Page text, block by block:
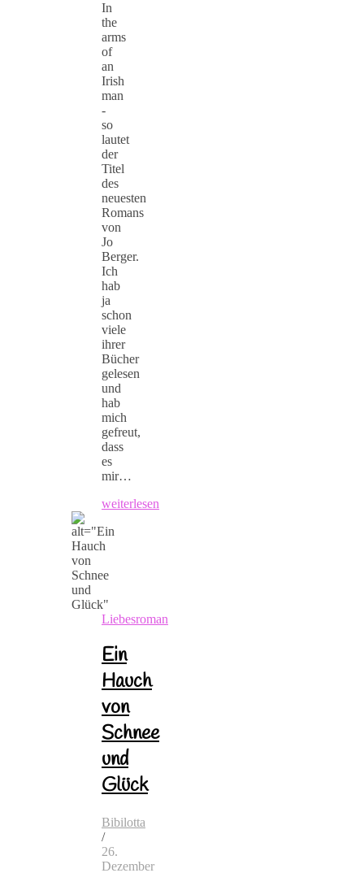
In
the
arms
of
an
Irish
man
-
so
lautet
der
Titel
des
neuesten
Romans
von
Jo
Berger.
Ich
hab
ja
schon
viele
ihrer
Bücher
gelesen
und
hab
mich
gefreut,
dass
es
mir…
weiterlesen
Liebesroman
Ein
Hauch
von
Schnee
und
Glück
Bibilotta
/
26.
Dezember